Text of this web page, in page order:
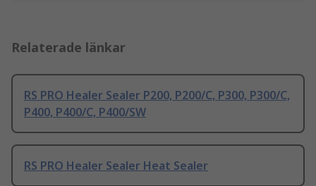
Relaterade länkar
RS PRO Healer Sealer P200, P200/C, P300, P300/C,
P400, P400/C, P400/SW
RS PRO Healer Sealer Heat Sealer